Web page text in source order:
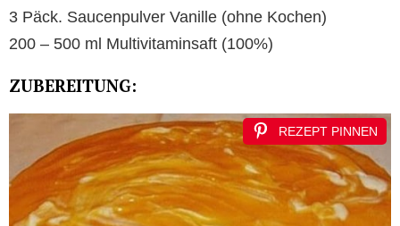
3 Päck. Saucenpulver Vanille (ohne Kochen)
200 – 500 ml Multivitaminsaft (100%)
ZUBEREITUNG:
REZEPT PINNEN